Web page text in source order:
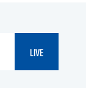
LIVE